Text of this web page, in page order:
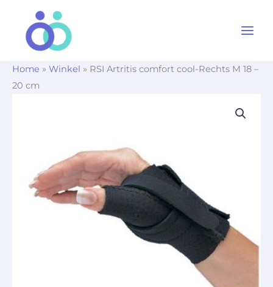
Home » Winkel » RSI Artritis comfort cool-Rechts M 18 –
20 cm